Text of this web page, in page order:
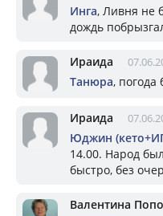
Инга, Ливня не
дождь
Ираида
Танюра, погода
Ираида
Юджин
14.00. Народ
быстро, без
Валентина